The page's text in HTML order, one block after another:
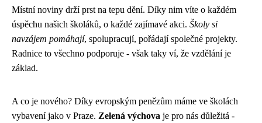
Místní noviny drží prst na tepu dění. Díky nim víte o každém
úspěchu našich školáků, o každé zajímavé akci. Školy si
navzájem pomáhají, spolupracují, pořádají společné projekty.
Radnice to všechno podporuje - však taky ví, že vzdělání je
základ.
A co je nového? Díky evropským penězům máme ve školách
vybavení jako v Praze. Zelená výchova je pro nás důležitá -